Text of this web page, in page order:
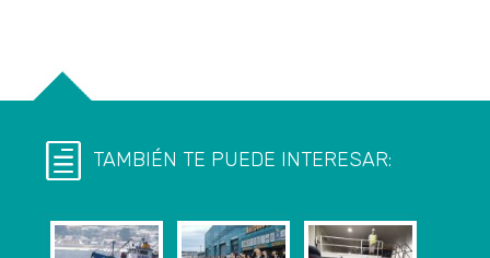
TAMBIÉN TE PUEDE INTERESAR: